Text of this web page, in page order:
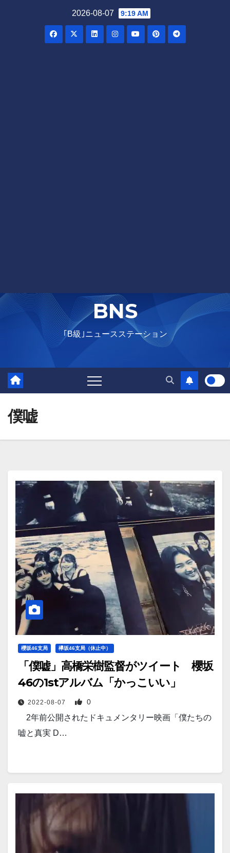
2026-08-07 9:19 AM
BNS
｢B級｣ニュースステーション
僕嘘
櫻坂46支局 欅坂46支局（休止中）
「僕嘘」高橋栄樹監督がツイート 櫻坂
46の1stアルバム「かっこいい」
2022-08-07 0
2年前公開されたドキュメンタリー映画「僕たちの
嘘と真実 D…